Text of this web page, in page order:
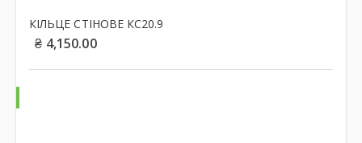
КІЛЬЦЕ СТІНОВЕ КС20.9
₴ 4,150.00